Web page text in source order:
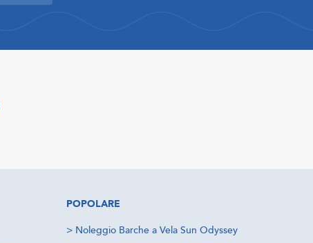
POPOLARE
> Noleggio Barche a Vela Sun Odyssey